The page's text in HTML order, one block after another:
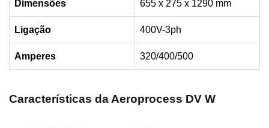
Dimensões 655 x 275 x 1290 mm
Ligação 400V-3ph
Amperes 320/400/500
Características da Aeroprocess DV W